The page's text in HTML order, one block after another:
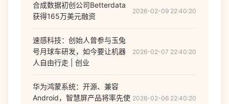
合成数据初创公司Betterdata
获得165万美元融资
2026-02-09 22:40:20
速感科技：创始人曾参与玉兔
号月球车研发，如今要让机器
人自由行走 | 创业
2026-02-07 22:40:20
华为鸿蒙系统：开源、兼容
Android，智慧屏产品将率先使 2026-02-06 22:40:20